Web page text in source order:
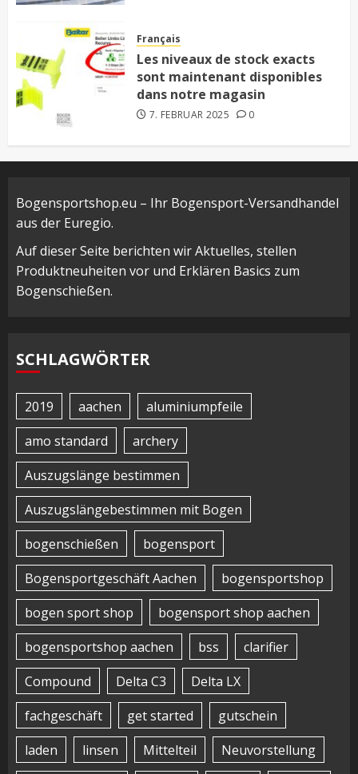
Français
Les niveaux de stock exacts
sont maintenant disponibles
dans notre magasin
7. FEBRUAR 2025 0
Bogensportshop.eu – Ihr Bogensport-Versandhandel
aus der Euregio.
Auf dieser Seite berichten wir Aktuelles, stellen
Produktneuheiten vor und Erklären Basics zum
Bogenschießen.
SCHLAGWÖRTER
2019 aachen
aluminiumpfeile
amo standard
archery
Auszugslänge bestimmen
Auszugslängebestimmen mit Bogen
bogenschießen
bogensport
Bogensportgeschäft Aachen
bogensportshop
bogen sport shop
bogensport shop aachen
bogensportshop aachen
bss
clarifier
Compound
Delta C3
Delta LX
fachgeschäft
get started
gutschein
laden
linsen Mittelteil
Neuvorstellung